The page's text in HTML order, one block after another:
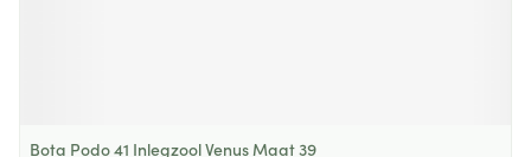
Bota Podo 41 Inlegzool Venus Maat 39